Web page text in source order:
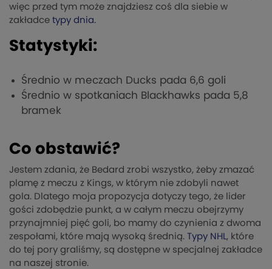
więc przed tym może znajdziesz coś dla siebie w
zakładce typy dnia.
Statystyki:
Średnio w meczach Ducks pada 6,6 goli
Średnio w spotkaniach Blackhawks pada 5,8
bramek
Co obstawić?
Jestem zdania, że Bedard zrobi wszystko, żeby zmazać
plamę z meczu z Kings, w którym nie zdobyli nawet
gola. Dlatego moja propozycja dotyczy tego, że lider
gości zdobędzie punkt, a w całym meczu obejrzymy
przynajmniej pięć goli, bo mamy do czynienia z dwoma
zespołami, które mają wysoką średnią. Typy NHL, które
do tej pory graliśmy, są dostępne w specjalnej zakładce
na naszej stronie.